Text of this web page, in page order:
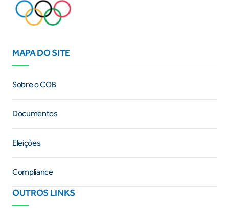
MAPA DO SITE
Sobre o COB
Documentos
Eleições
Compliance
OUTROS LINKS